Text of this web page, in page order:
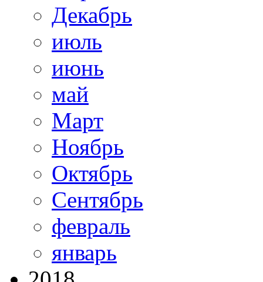
Декабрь
июль
июнь
май
Март
Ноябрь
Октябрь
Сентябрь
февраль
январь